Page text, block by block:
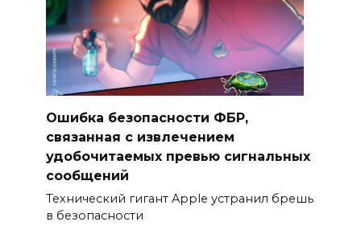
Ошибка безопасности ФБР,
связанная с извлечением
удобочитаемых превью сигнальных
сообщений
Технический гигант Apple устранил брешь
в безопасности